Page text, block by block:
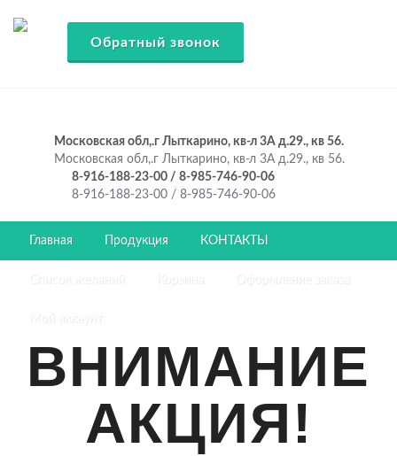
Обратный звонок
Московская обл,.г Лыткарино, кв-л 3А д.29., кв 56.
Московская обл,.г Лыткарино, кв-л 3А д.29., кв 56.
8-916-188-23-00 / 8-985-746-90-06
8-916-188-23-00 / 8-985-746-90-06
Главная Продукция КОНТАКТЫ
ВНИМАНИЕ
АКЦИЯ!